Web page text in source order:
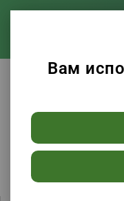
Вам